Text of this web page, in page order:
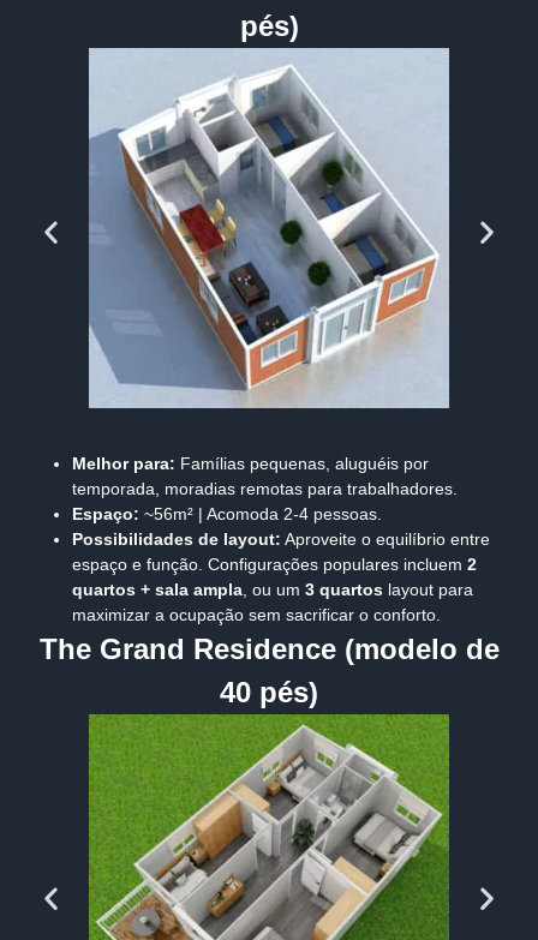
pés)
Melhor para: Famílias pequenas, aluguéis por
temporada, moradias remotas para trabalhadores.
Espaço: ~56m² | Acomoda 2-4 pessoas.
Possibilidades de layout: Aproveite o equilíbrio entre
espaço e função. Configurações populares incluem 2
quartos + sala ampla , ou um 3 quartos layout para
maximizar a ocupação sem sacrificar o conforto.
The Grand Residence (modelo de
40 pés)